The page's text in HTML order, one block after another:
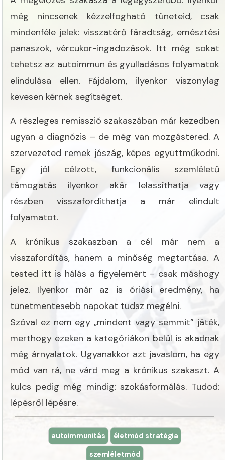
még nincsenek kézzelfogható tüneteid, csak
mindenféle jelek: visszatérő fáradtság, emésztési
panaszok, vércukor-ingadozások. Itt még sokat
tehetsz az autoimmun és gyulladásos folyamatok
elindulása ellen. Fájdalom, ilyenkor viszonylag
kevesen kérnek segítséget.
A részleges remisszió szakaszában már kezedben
ugyan a diagnózis – de még van mozgástered. A
szervezeted remek jószág, képes együttműködni.
Egy jól célzott, funkcionális szemléletű
támogatás ilyenkor akár lelassíthatja vagy
részben visszafordíthatja a már elindult
folyamatot.
A krónikus szakaszban a cél már nem a
visszafordítás, hanem a minőség megtartása. A
tested itt is hálás a figyelemért – csak máshogy
jelez. Ilyenkor már az is óriási eredmény, ha
tünetmentesebb napokat tudsz megélni.
Szóval ez nem egy „mindent vagy semmit” játék,
merthogy ezeken a kategóriákon belül is akadnak
még árnyalatok. Ugyanakkor azt javaslom, ha egy
mód van rá, ne várd meg a krónikus szakaszt. A
kulcs pedig még mindig: szokásformálás. Tudod:
lépésről lépésre.
autoimmunitás
életmód stratégia
szemléletmód